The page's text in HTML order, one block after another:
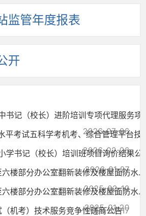
监管年度报表
开
书记（校长）进阶培训专项代理服务项
2026-07-06
平考试五科学考机考、综合管理平台技
2026-02-26
学书记（校长）培训班项目询价结果公
2026-01-27
楼部分办公室翻新装修及楼屋面防水...
2025-02-10
楼部分办公室翻新装修及楼屋面防水...
2025-01-20
机考）技术服务竞争性磋商公告
2024-12-17